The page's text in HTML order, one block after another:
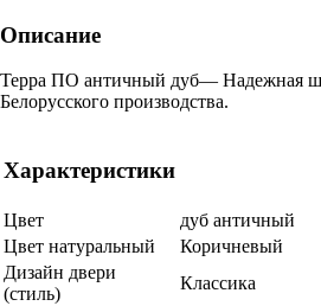
Описание
Терра ПО античный дуб— Надежная
Белорусского производства.
Характеристики
Цвет
дуб античный
Цвет натуральный
Коричневый
Дизайн двери
(стиль)
Классика